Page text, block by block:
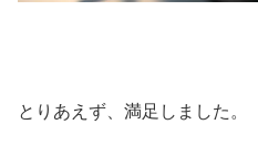
とりあえず、満足しました。